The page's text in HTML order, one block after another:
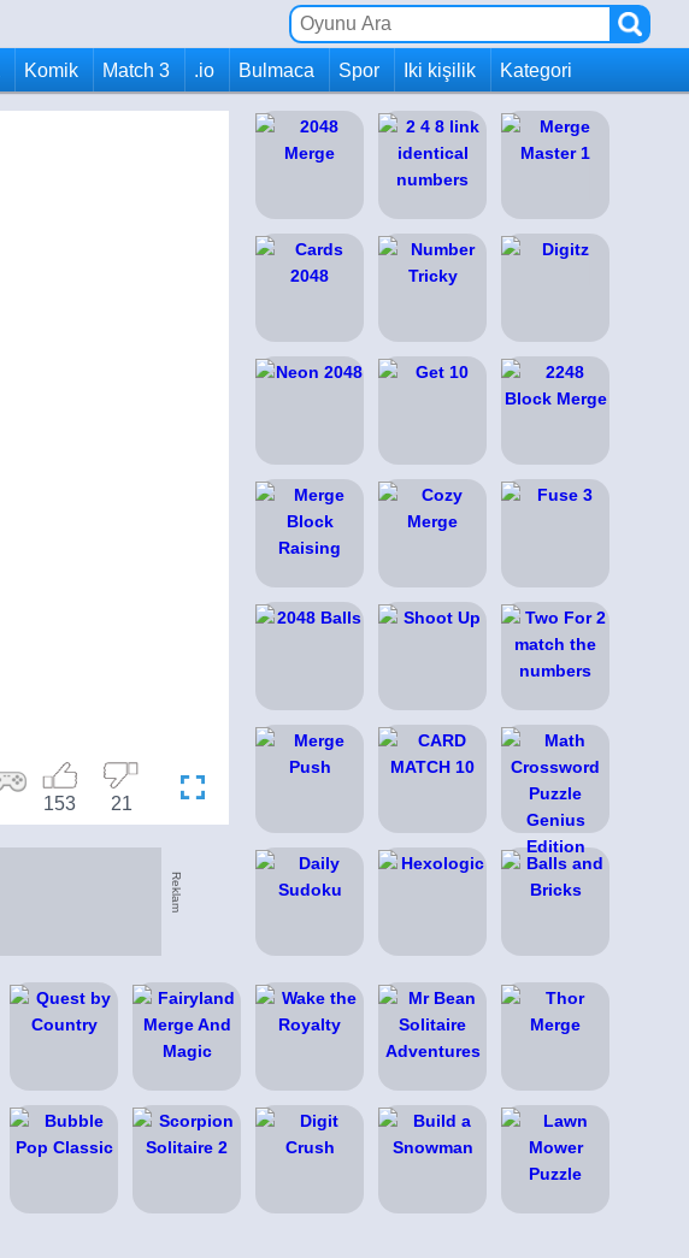
Komik Match 3 .io Bulmaca Spor Iki kişilik Kategori
21
153
Reklam